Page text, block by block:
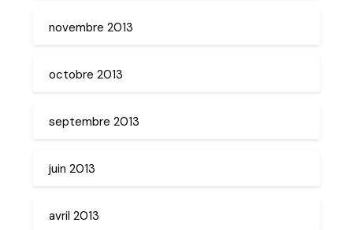
novembre 2013
octobre 2013
septembre 2013
juin 2013
avril 2013